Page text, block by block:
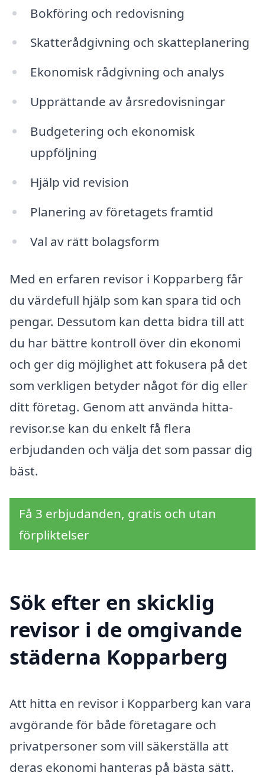
Bokföring och redovisning
Skatterådgivning och skatteplanering
Ekonomisk rådgivning och analys
Upprättande av årsredovisningar
Budgetering och ekonomisk
uppföljning
Hjälp vid revision
Planering av företagets framtid
Val av rätt bolagsform
Med en erfaren revisor i Kopparberg får
du värdefull hjälp som kan spara tid och
pengar. Dessutom kan detta bidra till att
du har bättre kontroll över din ekonomi
och ger dig möjlighet att fokusera på det
som verkligen betyder något för dig eller
ditt företag. Genom att använda hitta-
revisor.se kan du enkelt få flera
erbjudanden och välja det som passar dig
bäst.
Få 3 erbjudanden, gratis och utan
förpliktelser
Sök efter en skicklig
revisor i de omgivande
städerna Kopparberg
Att hitta en revisor i Kopparberg kan vara
avgörande för både företagare och
privatpersoner som vill säkerställa att
deras ekonomi hanteras på bästa sätt.